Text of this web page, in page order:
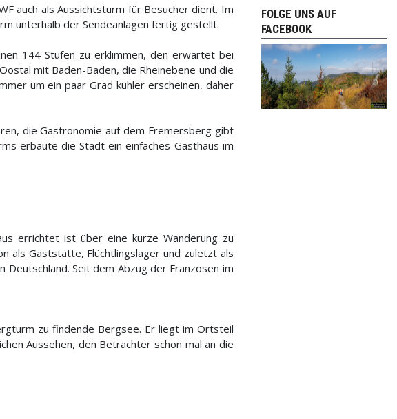
auch als Aussichtsturm für Besucher dient. Im
unterhalb der Sendeanlagen fertig gestellt.
144 Stufen zu erklimmen, den erwartet bei
mit Baden-Baden, die Rheinebene und die
um ein paar Grad kühler erscheinen, daher
die Gastronomie auf dem Fremersberg gibt
erbaute die Stadt ein einfaches Gasthaus im
errichtet ist über eine kurze Wanderung zu
als Gaststätte, Flüchtlingslager und zuletzt als
Seit dem Abzug der Franzosen im
zu findende Bergsee. Er liegt im Ortsteil
Aussehen, den Betrachter schon mal an die
FOLGE UNS AUF
FACEBOOK